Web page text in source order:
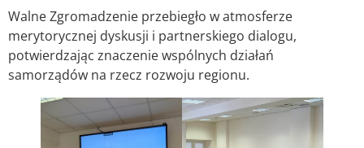
Walne Zgromadzenie przebiegło w atmosferze
merytorycznej dyskusji i partnerskiego dialogu,
potwierdzając znaczenie wspólnych działań
samorządów na rzecz rozwoju regionu.